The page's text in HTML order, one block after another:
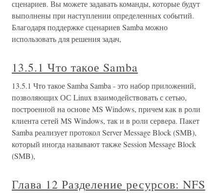
сценариев. Вы можете задавать команды, которые будут
выполнены при наступлении определенных событий.
Благодаря поддержке сценариев Samba можно
использовать для решения задач,
13.5.1 Что такое Samba
13.5.1 Что такое Samba Samba - это набор приложений,
позволяющих ОС Linux взаимодействовать с сетью,
построенной на основе MS Windows, причем как в роли
клиента сетей MS Windows, так и в роли сервера. Пакет
Samba реализует протокол Server Message Block (SMB),
который иногда называют также Session Message Block
(SMB),
Глава 12 Разделение ресурсов: NFS